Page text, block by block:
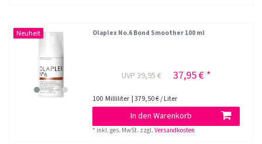
Neuheit Olaplex No.6 Bond Smoother 100 ml
UVP 39,95 € 37,95 € *
100 Milliliter | 379,50 € / Liter
In den Warenkorb
* inkl. ges. MwSt. zzgl.Versandkosten